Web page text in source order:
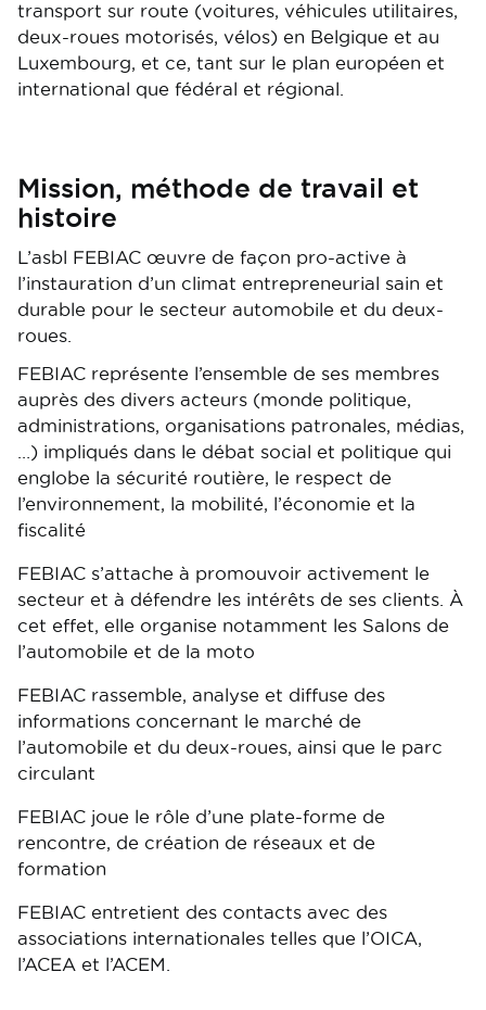
transport sur route (voitures, véhicules utilitaires,
deux-roues motorisés, vélos) en Belgique et au
Luxembourg, et ce, tant sur le plan européen et
international que fédéral et régional.
Mission, méthode de travail et
histoire
L’asbl FEBIAC œuvre de façon pro-active à
l’instauration d’un climat entrepreneurial sain et
durable pour le secteur automobile et du deux-
roues.
FEBIAC représente l’ensemble de ses membres
auprès des divers acteurs (monde politique,
administrations, organisations patronales, médias,
…) impliqués dans le débat social et politique qui
englobe la sécurité routière, le respect de
l’environnement, la mobilité, l’économie et la
fiscalité
FEBIAC s’attache à promouvoir activement le
secteur et à défendre les intérêts de ses clients. À
cet effet, elle organise notamment les Salons de
l’automobile et de la moto
FEBIAC rassemble, analyse et diffuse des
informations concernant le marché de
l’automobile et du deux-roues, ainsi que le parc
circulant
FEBIAC joue le rôle d’une plate-forme de
rencontre, de création de réseaux et de
formation
FEBIAC entretient des contacts avec des
associations internationales telles que l’OICA,
l’ACEA et l’ACEM.